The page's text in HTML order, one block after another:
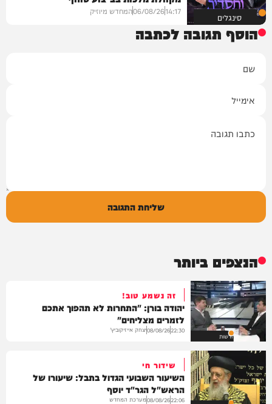
סינגלים 14:17
06/08/26המחדש מיוזיק
הוסף תגובה לכתבה
שליחת התגובה
הנצפים ביותר
חדשות
זה נשמע טוב!
יהודה בורן: "התחרות לא תהפוך אתכם
לזמרים מצליחים"
22:30
08/08/26יצחק אייזיקוביץ'
שידור חי
השיעור השבועי הגדול בתבל: שיעורו של
הראש"ל הגר"ד יוסף
22:06
08/08/26מערכת המחדש